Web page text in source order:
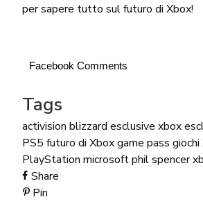
per sapere tutto sul futuro di Xbox!
Facebook Comments
Tags
activision blizzard esclusive xbox
PS5 futuro di Xboxgame pass giochi
PlayStation microsoftphil spencer
Share
Pin